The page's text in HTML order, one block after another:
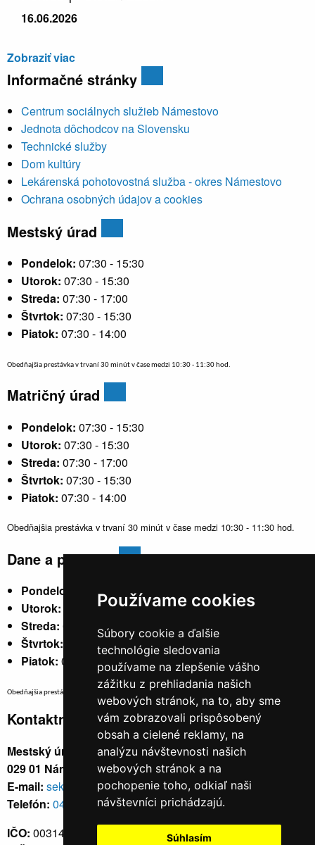
Používame cookies
Súbory cookie a ďalšie
technológie sledovania
používame na zlepšenie vášho
zážitku z prehliadania našich
webových stránok, na to, aby sme
vám zobrazovali prispôsobený
obsah a cielené reklamy, na
analýzu návštevnosti našich
webových stránok a na
pochopenie toho, odkiaľ naši
návštevníci prichádzajú.
Súhlasím
16.06.2026
Zobraziť viac
Informačné stránky
Centrum sociálnych služieb Námestovo
Jednota dôchodcov na Slovensku
Technické služby
Dom kultúry
Lekárenská pohotovostná služba - okres Námestovo
Ochrana osobných údajov a cookies
Mestský úrad
Pondelok: 07:30 - 15:30
Utorok: 07:30 - 15:30
Streda: 07:30 - 17:00
Štvrtok: 07:30 - 15:30
Piatok: 07:30 - 14:00
Obedňajšia prestávka v trvaní 30 minút v čase medzi 10:30 - 11:30 hod.
Matričný úrad
Pondelok: 07:30 - 15:30
Utorok: 07:30 - 15:30
Streda: 07:30 - 17:00
Štvrtok: 07:30 - 15:30
Piatok: 07:30 - 14:00
Obedňajšia prestávka v trvaní 30 minút v čase medzi 10:30 - 11:30 hod.
Dane a poplatky
Pondelok:
07:30 - 15:30
Utorok:
nestránkový
Streda: 07:30 - 17:00
Štvrtok:
nestránkový
Piatok: 07:30 - 14:00
Obedňajšia prestávka v trvaní 30 minút v čase medzi 10:30 - 11:30 hod.
Kontaktné údaje
Mestský úrad, Cyrila a Metoda 329/6,
029 01 Námestovo
E-mail: sekretariat@namestovo.sk
Telefón: 043 5504711
IČO: 00314676